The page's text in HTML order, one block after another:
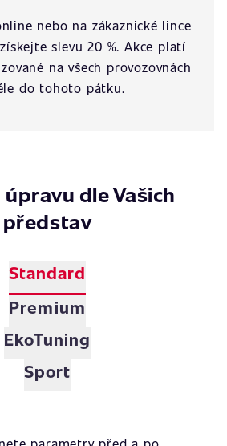
nebo na zákaznické lince
slevu 20 %. Akce platí
na všech provozovnách
do tohoto pátku.
dle Vašich
představ
Standard
Premium
EkoTuning
Sport